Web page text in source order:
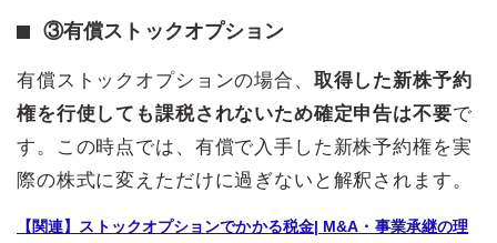
③有償ストックオプション
有償ストックオプションの場合、 取得した新株予約
権を行使しても課税されないため確定申告は不要で
す。この時点では、有償で入手した新株予約権を実
際の株式に変えただけに過ぎないと解釈されます。
【関連】ストックオプションでかかる税金| M&A・事業承継の理